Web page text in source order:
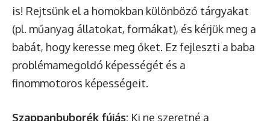
is! Rejtsünk el a homokban különböző tárgyakat
(pl. műanyag állatokat, formákat), és kérjük meg a
babát, hogy keresse meg őket. Ez fejleszti a baba
problémamegoldó képességét és a
finommotoros képességeit.
Szappanbuborék fújás: Ki ne szeretné a